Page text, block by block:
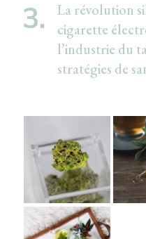
La révolution
cigarette
l’industrie du
stratégies de